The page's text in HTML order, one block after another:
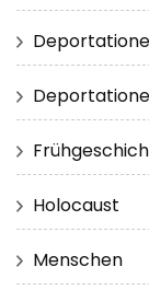
Holocaust
Menschen